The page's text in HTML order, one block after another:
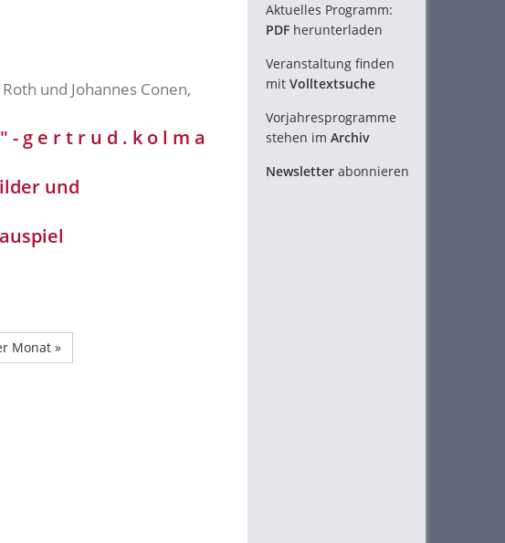
und Johannes Conen,
g e r t r u d . k o l m a
und
Monat »
Aktuelles Programm:
PDF herunterladen
Veranstaltung finden
mit Volltextsuche
Vorjahresprogramme
stehen im Archiv
Newsletter abonnieren